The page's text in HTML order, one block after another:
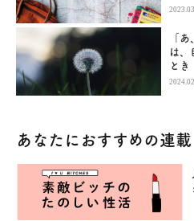
「
は、
とき
あなたにおすすめの連載